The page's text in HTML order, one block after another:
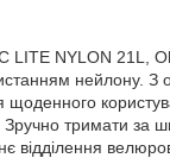
LITE NYLON 21L,
нейлону. З
щоденного
Зручно тримати за
відділення